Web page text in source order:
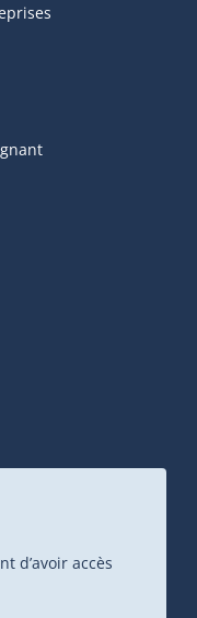
externe s'ouvrira
externe s'ouvrira
d’avoir accès